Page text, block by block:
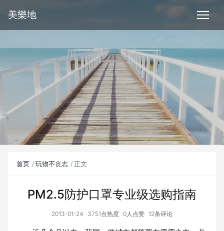
美樂地
首页 玩物不丧志 正文
PM2.5防护口罩专业级选购指南
2013-01-24 3751点热度 0人点赞 12条评论